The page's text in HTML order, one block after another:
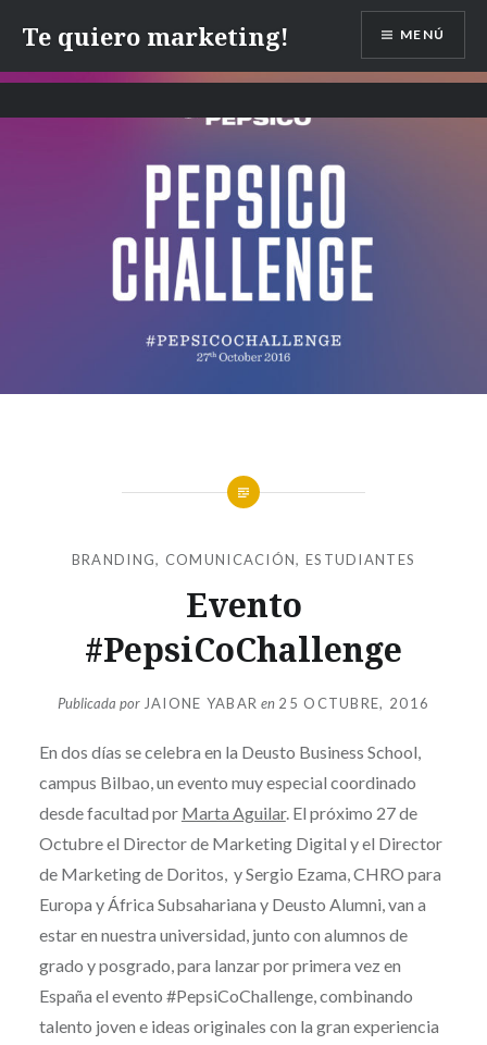
Te quiero marketing! MENÚ
BRANDING, COMUNICACIÓN, ESTUDIANTES
Evento
#PepsiCoChallenge
Publicada por JAIONE YABAR en 25 OCTUBRE, 2016
En dos días se celebra en la Deusto Business School,
campus Bilbao, un evento muy especial coordinado
desde facultad por Marta Aguilar. El próximo 27 de
Octubre el Director de Marketing Digital y el Director
de Marketing de Doritos, y Sergio Ezama, CHRO para
Europa y África Subsahariana y Deusto Alumni, van a
estar en nuestra universidad, junto con alumnos de
grado y posgrado, para lanzar por primera vez en
España el evento #PepsiCoChallenge, combinando
talento joven e ideas originales con la gran experiencia